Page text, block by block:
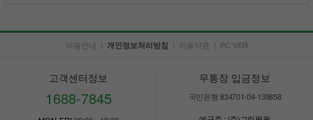
이용안내 | 개인정보처리방침 | 이용약관 | PC VER
고객센터정보
1688-7845
무통장 입금정보
국민은행 834701-04-139858